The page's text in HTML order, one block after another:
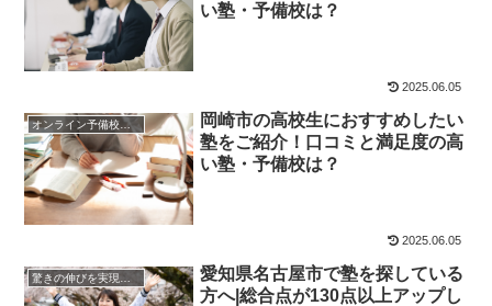
い塾・予備校は？
2025.06.05
オンライン予備校・塾の活用法
岡崎市の高校生におすすめしたい
塾をご紹介！口コミと満足度の高
い塾・予備校は？
2025.06.05
愛知県名古屋市で塾を探している
方へ|総合点が130点以上アップし